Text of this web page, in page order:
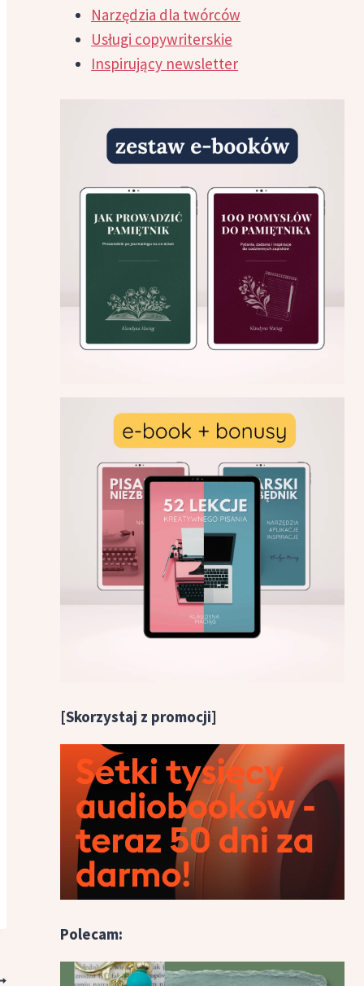
Narzędzia dla twórców
Usługi copywriterskie
Inspirujący newsletter
[Skorzystaj z promocji]
Polecam: